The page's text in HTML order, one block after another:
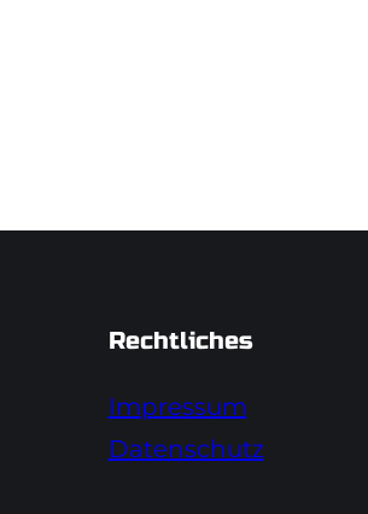
Rechtliches
Impressum
Datenschutz